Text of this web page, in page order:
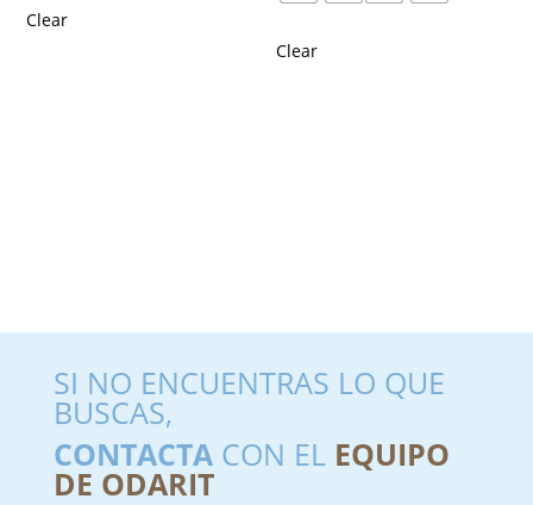
Clear
Clear
SI NO ENCUENTRAS LO QUE
BUSCAS,
CONTACTACON EL EQUIPO
DE ODARIT